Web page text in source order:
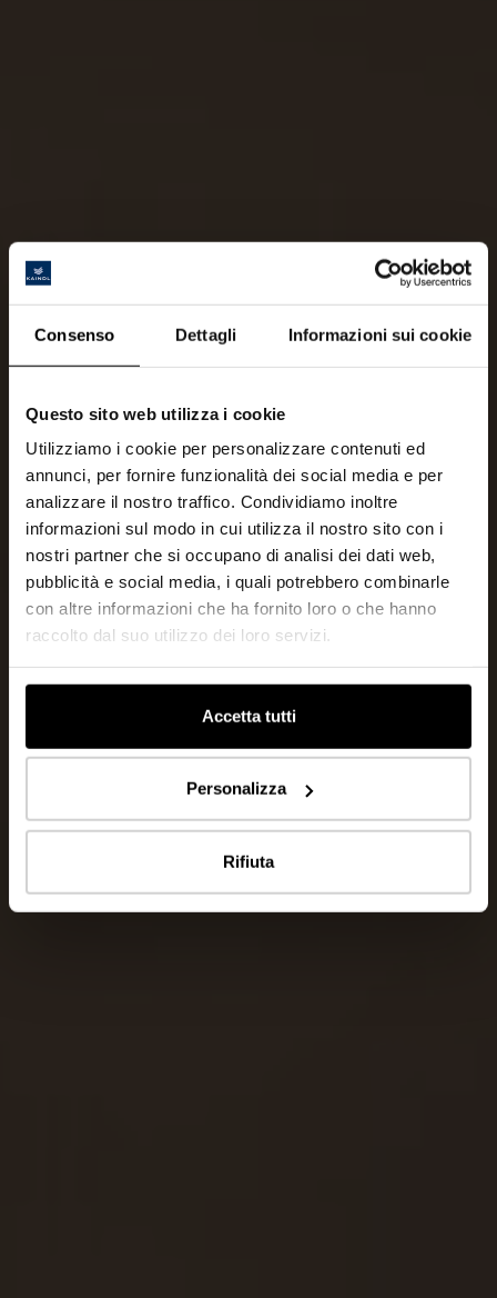
Consenso Dettagli Informazioni sui cookie
Questo sito web utilizza i cookie
Utilizziamo i cookie per personalizzare contenuti ed
annunci, per fornire funzionalità dei social media e per
analizzare il nostro traffico. Condividiamo inoltre
informazioni sul modo in cui utilizza il nostro sito con i
nostri partner che si occupano di analisi dei dati web,
pubblicità e social media, i quali potrebbero combinarle
con altre informazioni che ha fornito loro o che hanno
raccolto dal suo utilizzo dei loro servizi.
Accetta tutti
Personalizza
Rifiuta